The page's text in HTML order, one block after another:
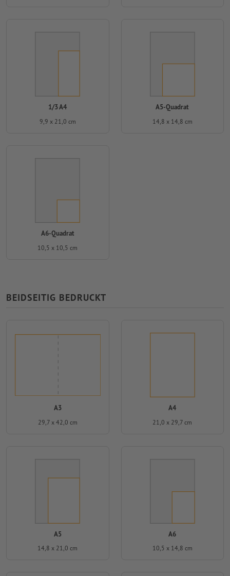
1/3 A4
9,9 x 21,0 cm
A5-Quadrat
14,8 x 14,8 cm
A6-Quadrat
10,5 x 10,5 cm
BEIDSEITIG BEDRUCKT
A3
29,7 x 42,0 cm
A4
21,0 x 29,7 cm
A5
14,8 x 21,0 cm
A6
10,5 x 14,8 cm